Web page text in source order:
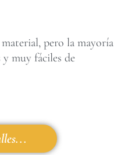
pero la mayoría
muy fáciles de